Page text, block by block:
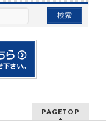
PAGETOP